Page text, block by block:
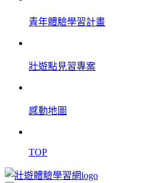
青年體驗學習計畫
壯遊點見習專案
感動地圖
TOP